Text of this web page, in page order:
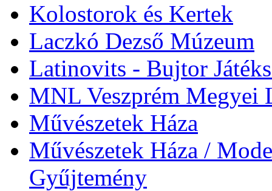
Kolostorok és Kertek
Laczkó Dezső Múzeum
Latinovits - Bujtor
MNL Veszprém Megyei
Művészetek Háza
Művészetek Háza /
Gyűjtemény